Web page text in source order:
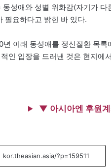
성애와 성별 위화감(자기가
필요하다고 밝힌 바 있다.
이래 동성애를 정신질환 목
인 입장을 드러낸 것은 현지에
▼ 아시아엔 후원